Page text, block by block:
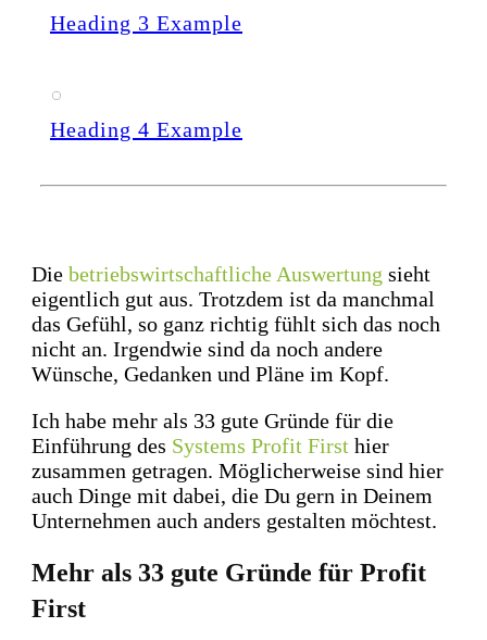
Heading 3 Example
Heading 4 Example
Die betriebswirtschaftliche Auswertung sieht
eigentlich gut aus. Trotzdem ist da manchmal
das Gefühl, so ganz richtig fühlt sich das noch
nicht an. Irgendwie sind da noch andere
Wünsche, Gedanken und Pläne im Kopf.
Ich habe mehr als 33 gute Gründe für die
Einführung des Systems Profit First hier
zusammen getragen. Möglicherweise sind hier
auch Dinge mit dabei, die Du gern in Deinem
Unternehmen auch anders gestalten möchtest.
Mehr als 33 gute Gründe für Profit
First